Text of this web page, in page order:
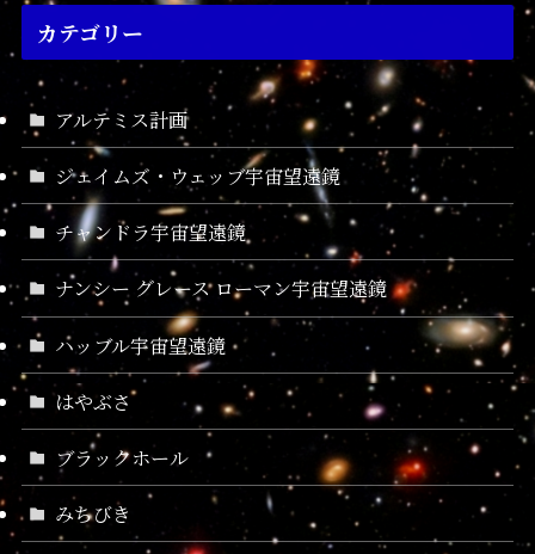
カテゴリー
アルテミス計画
ジェイムズ・ウェッブ宇宙望遠鏡
チャンドラ宇宙望遠鏡
ナンシー グレース ローマン宇宙望遠鏡
ハッブル宇宙望遠鏡
はやぶさ
ブラックホール
みちびき